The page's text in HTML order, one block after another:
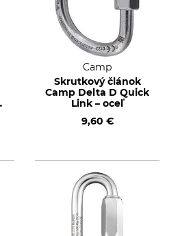
Camp
Skrutkový článok
Camp Delta D Quick
Link – oceľ
9,60 €